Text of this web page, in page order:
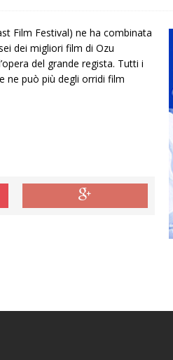
Film Festival) ne ha combinata
dei migliori film di Ozu
del grande regista. Tutti i
ne può più degli orridi film